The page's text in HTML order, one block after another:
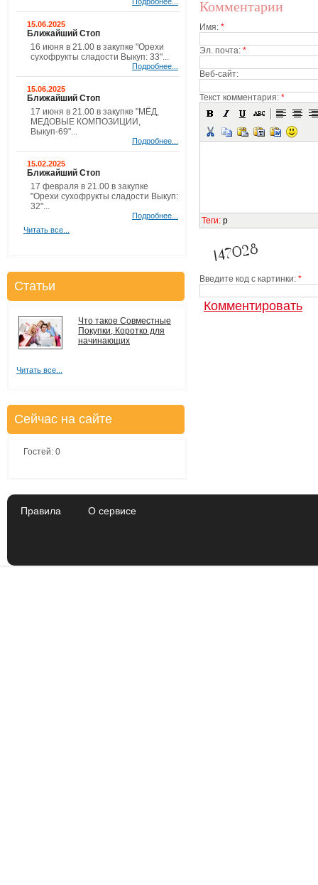
Комментарии
Имя: *
Эл. почта: *
Веб-сайт:
Текст комментария: *
Теги: p
Введите код с картинки: *
15.06.2025
Ближайший Стоп
16 июня в 21.00 в закупке "Орехи
сухофрукты сладости Выкуп: 33"...
Подробнее...
15.06.2025
Ближайший Стоп
17 июня в 21.00 в закупке "МЁД,
МЕДОВЫЕ КОМПОЗИЦИИ,
Выкуп-69"...
Подробнее...
15.02.2025
Ближайший Стоп
17 февраля в 21.00 в закупке
"Орехи сухофрукты сладости Выкуп:
32"...
Подробнее...
Читать все...
Статьи
Что такое Совместные
Покупки, Коротко для
начинающих
Читать все...
Сейчас на сайте
Гостей: 0
Правила О сервисе